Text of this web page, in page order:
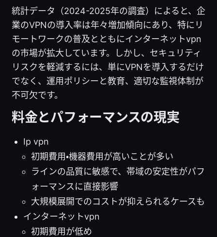
統計データ（2024-2025年の調査）によると、企
業のVPNの導入率は年々増加傾向にあり、特にリ
モートワークの普及とともにインターネットvpn
の市場が拡大しています。しかし、セキュリティ
リスクを軽減するには、単にVPNを導入するだけ
でなく、運用ポリシーと教育、適切な監視体制が
不可欠です。
料金とパフォーマンスの現実
Ip vpn
初期費用・機器費用が高いことが多い
ラインの品質に敏感で、帯域の安定性がパフ
ォーマンスに直接影響
大規模展開でのコストが抑えられるケースも
インターネットvpn
初期費用が低め